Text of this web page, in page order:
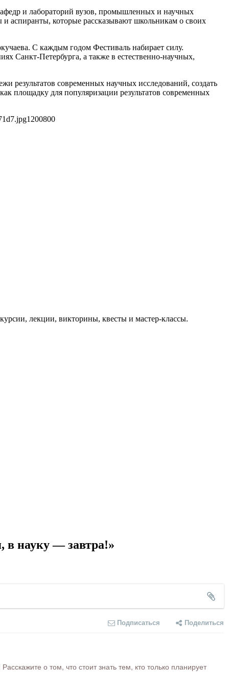
и лабораторий вузов, промышленных и научных
аспиранты, которые рассказывают школьникам о своих
С каждым годом Фестиваль набирает силу.
Санкт-Петербурга, а также в естественно-научных,
результатов современных научных исследований, создать
площадку для популяризации результатов современных
1200800
лекции, викторины, квесты и мастер-классы.
в науку — завтра!»
Подписаться Поделиться
о том, что стоит знать тем, кто только планирует